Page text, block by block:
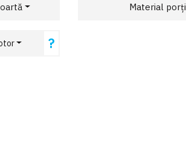
Material porți
?